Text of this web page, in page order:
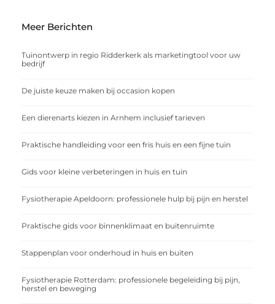
Meer Berichten
Tuinontwerp in regio Ridderkerk als marketingtool voor uw
bedrijf
De juiste keuze maken bij occasion kopen
Een dierenarts kiezen in Arnhem inclusief tarieven
Praktische handleiding voor een fris huis en een fijne tuin
Gids voor kleine verbeteringen in huis en tuin
Fysiotherapie Apeldoorn: professionele hulp bij pijn en herstel
Praktische gids voor binnenklimaat en buitenruimte
Stappenplan voor onderhoud in huis en buiten
Fysiotherapie Rotterdam: professionele begeleiding bij pijn,
herstel en beweging